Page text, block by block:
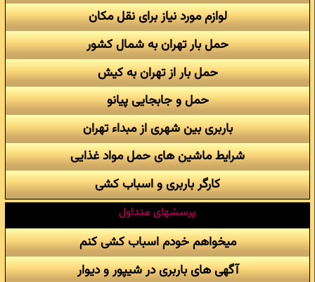
لوازم مورد نیاز برای نقل مکان
حمل بار تهران به شمال کشور
حمل بار از تهران به کیش
حمل و جابجایی پیانو
باربری بین شهری از مبداء تهران
شرایط ماشین های حمل مواد غذایی
کارگر باربری و اسباب کشی
پرسشهای متداول
میخواهم خودم اسباب کشی کنم
آگهی های باربری در شیپور و دیوار